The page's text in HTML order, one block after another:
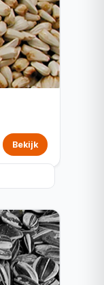
Bekijk